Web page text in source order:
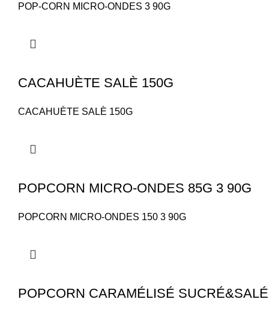
POP-CORN MICRO-ONDES 3 90G
CACAHUÈTE SALÈ 150G
CACAHUÈTE SALÈ 150G
POPCORN MICRO-ONDES 85G 3 90G
POPCORN MICRO-ONDES 150 3 90G
POPCORN CARAMÉLISÉ